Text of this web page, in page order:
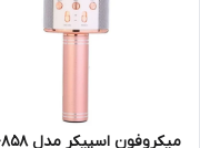
میکروفون اسپیکر مدل WS-858